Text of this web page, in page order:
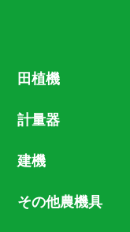
田植機
計量器
建機
その他農機具